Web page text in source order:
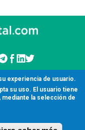
experiencia de usuario.
su uso. El usuario tiene
la selección de